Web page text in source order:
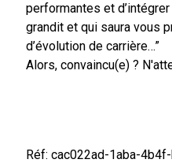
performantes et
grandit et qui saura vous
d’évolution de carrière…”
Alors, convaincu(e) ?
Réf: cac022ad-1aba-